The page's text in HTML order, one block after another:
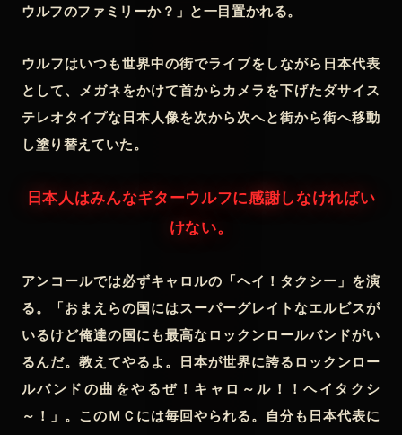
ウルフのファミリーか？」と一目置かれる。
ウルフはいつも世界中の街でライブをしながら日本代表
として、メガネをかけて首からカメラを下げたダサイス
テレオタイプな日本人像を次から次へと街から街へ移動
し塗り替えていた。
日本人はみんなギターウルフに感謝しなければい
けない。
アンコールでは必ずキャロルの「ヘイ！タクシー」を演
る。「おまえらの国にはスーパーグレイトなエルビスが
いるけど俺達の国にも最高なロックンロールバンドがい
るんだ。教えてやるよ。日本が世界に誇るロックンロー
ルバンドの曲をやるぜ！キャロ～ル！！ヘイタクシ
～！」。このＭＣには毎回やられる。自分も日本代表に